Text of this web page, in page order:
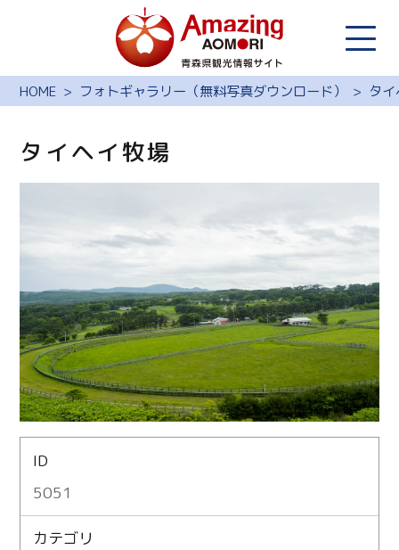
HOME フォトギャラリー（無料写真ダウンロード） タ
タイヘイ牧場
ID
5051
カテゴリ